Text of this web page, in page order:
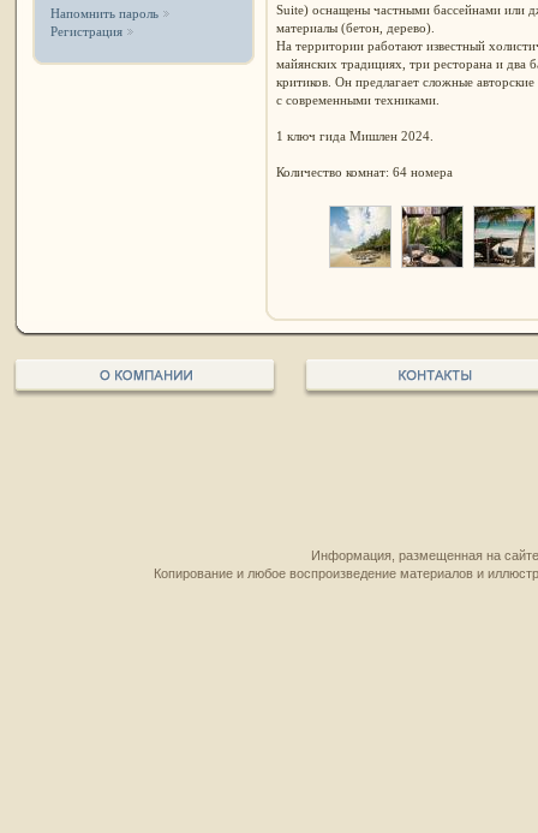
Напомнить пароль
Регистрация
Suite) оснащены частными бассейнами или
материалы (бетон, дерево).
На территории работают известный
майянских традициях, три ресторана и два
критиков. Он предлагает сложные
с современными техниками.
1 ключ гида Мишлен 2024.
Количество комнат: 64 номера
Информация, размещенная на
Копирование и любое воспроизведение материалов и